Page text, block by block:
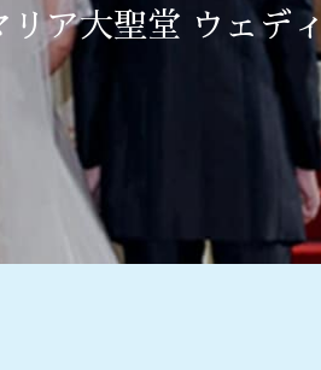
ア大聖堂 ウェデ